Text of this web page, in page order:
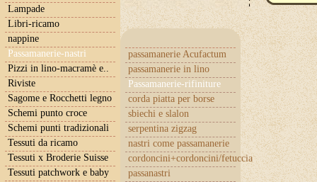
Lampade
Libri-ricamo
nappine
Passamanerie-nastri
passamanerie Acufactum
passamanerie in lino
Passamanerie-rifiniture
corda piatta per borse
sbiechi e slalon
serpentina zigzag
nastri come passamanerie
cordoncini+cordoncini/fetuccia
passanastri
Pizzi in lino-macramè e..
Riviste
Sagome e Rocchetti legno
Schemi punto croce
Schemi punti tradizionali
Tessuti da ricamo
Tessuti x Broderie Suisse
Tessuti patchwork e baby